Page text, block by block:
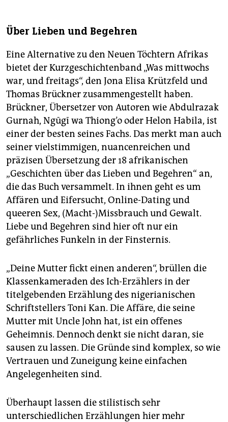
Über Lieben und Begehren
Eine Alternative zu den Neuen Töchtern Afrikas
bietet der Kurzgeschichtenband „Was mittwochs
war, und freitags“, den Jona Elisa Krützfeld und
Thomas Brückner zusammengestellt haben.
Brückner, Übersetzer von Autoren wie Abdulrazak
Gurnah, Ngūgī wa Thiong’o oder Helon Habila, ist
einer der besten seines Fachs. Das merkt man auch
seiner vielstimmigen, nuancenreichen und
präzisen Übersetzung der 18 afrikanischen
„Geschichten über das Lieben und Begehren“ an,
die das Buch versammelt. In ihnen geht es um
Affären und Eifersucht, Online-Dating und
queeren Sex, (Macht-)Missbrauch und Gewalt.
Liebe und Begehren sind hier oft nur ein
gefährliches Funkeln in der Finsternis.
„Deine Mutter fickt einen anderen“, brüllen die
Klassenkameraden des Ich-Erzählers in der
titelgebenden Erzählung des nigerianischen
Schriftstellers Toni Kan. Die Affäre, die seine
Mutter mit Uncle John hat, ist ein offenes
Geheimnis. Dennoch denkt sie nicht daran, sie
sausen zu lassen. Die Gründe sind komplex, so wie
Vertrauen und Zuneigung keine einfachen
Angelegenheiten sind.
Überhaupt lassen die stilistisch sehr
unterschiedlichen Erzählungen hier mehr